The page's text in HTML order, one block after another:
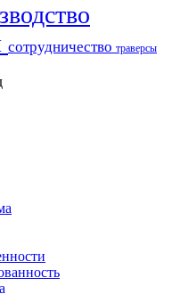
сотрудничество траверсы